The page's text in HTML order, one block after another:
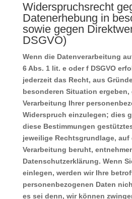
Widerspruchsrecht
Datenerhebung in
sowie gegen
DSGVO)
Wenn die Datenverarbeitung
6 Abs. 1 lit. e oder f DSGVO
jederzeit das Recht, aus
besonderen Situation ergeben,
Verarbeitung Ihrer
Widerspruch einzulegen; dies
diese Bestimmungen
jeweilige Rechtsgrundlage, auf
Verarbeitung beruht,
Datenschutzerklärung. Wenn
einlegen, werden wir Ihre
personenbezogenen Daten
es sei denn, wir können